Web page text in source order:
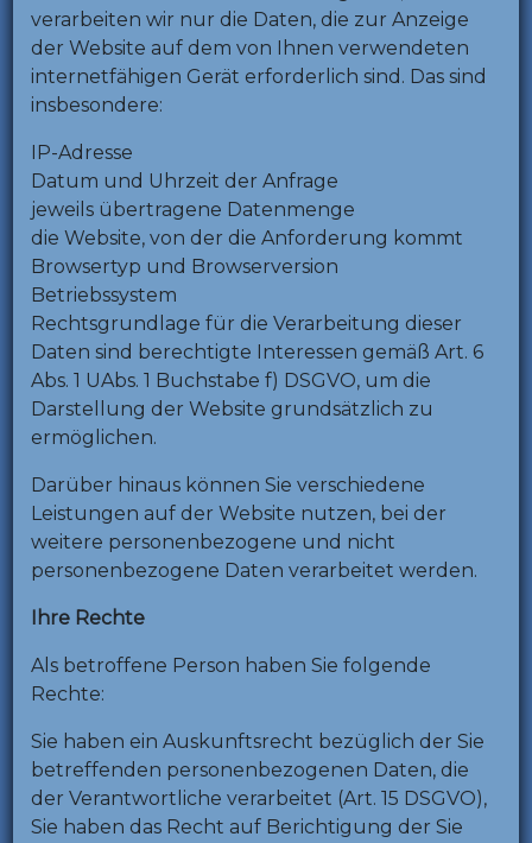
verarbeiten wir nur die Daten, die zur Anzeige
der Website auf dem von Ihnen verwendeten
internetfähigen Gerät erforderlich sind. Das sind
insbesondere:
IP-Adresse
Datum und Uhrzeit der Anfrage
jeweils übertragene Datenmenge
die Website, von der die Anforderung kommt
Browsertyp und Browserversion
Betriebssystem
Rechtsgrundlage für die Verarbeitung dieser
Daten sind berechtigte Interessen gemäß Art. 6
Abs. 1 UAbs. 1 Buchstabe f) DSGVO, um die
Darstellung der Website grundsätzlich zu
ermöglichen.
Darüber hinaus können Sie verschiedene
Leistungen auf der Website nutzen, bei der
weitere personenbezogene und nicht
personenbezogene Daten verarbeitet werden.
Ihre Rechte
Als betroffene Person haben Sie folgende
Rechte:
Sie haben ein Auskunftsrecht bezüglich der Sie
betreffenden personenbezogenen Daten, die
der Verantwortliche verarbeitet (Art. 15 DSGVO),
Sie haben das Recht auf Berichtigung der Sie